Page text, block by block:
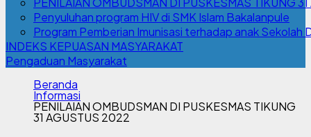
Penyuluhan program HIV di SMK Islam Bakalanpule
Program Pemberian Imunisasi terhadap anak
INDEKS KEPUASAN MASYARAKAT
Pengaduan Masyarakat
Beranda
Informasi
PENILAIAN OMBUDSMAN DI PUSKESMAS TIKUNG
31 AGUSTUS 2022